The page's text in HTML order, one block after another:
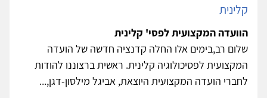
קלינית
הוועדה המקצועית לפסי' קלינית
שלום רב,בימים אלו החלה קדנציה חדשה של הועדה
המקצועית לפסיכולוגיה קלינית. ראשית ברצוננו להודות
לחברי הועדה המקצועית היוצאת, אביגל מילסון-דגן,...